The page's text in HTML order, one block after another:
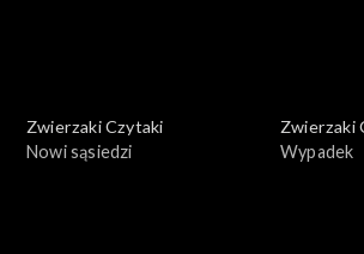
Zwierzaki Czytaki
Nowi sąsiedzi
Zwierzaki
Wypadek